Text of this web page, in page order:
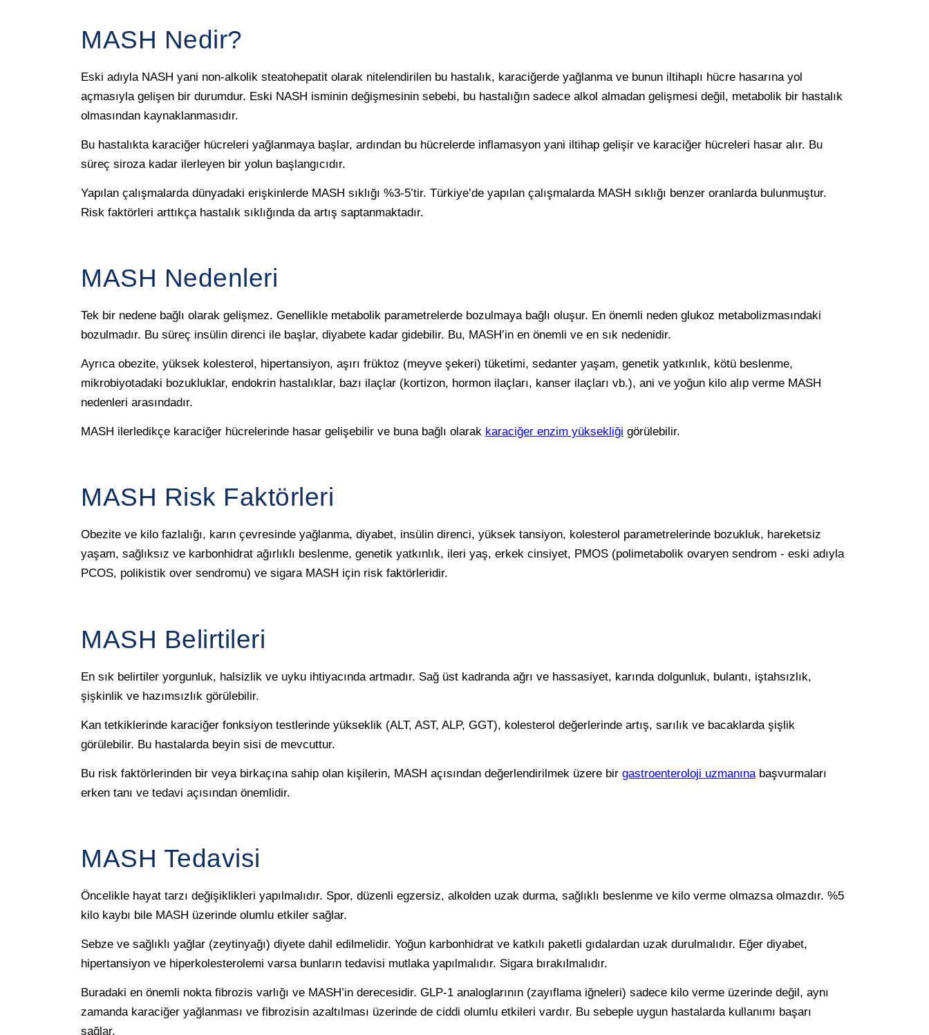
MASH Nedir?
Eski adıyla NASH yani non-alkolik steatohepatit olarak nitelendirilen bu hastalık, karaciğerde yağlanma ve bunun iltihaplı hücre hasarına yol
açmasıyla gelişen bir durumdur. Eski NASH isminin değişmesinin sebebi, bu hastalığın sadece alkol almadan gelişmesi değil, metabolik bir hastalık
olmasından kaynaklanmasıdır.
Bu hastalıkta karaciğer hücreleri yağlanmaya başlar, ardından bu hücrelerde inflamasyon yani iltihap gelişir ve karaciğer hücreleri hasar alır. Bu
süreç siroza kadar ilerleyen bir yolun başlangıcıdır.
Yapılan çalışmalarda dünyadaki erişkinlerde MASH sıklığı %3-5’tir. Türkiye’de yapılan çalışmalarda MASH sıklığı benzer oranlarda bulunmuştur.
Risk faktörleri arttıkça hastalık sıklığında da artış saptanmaktadır.
MASH Nedenleri
Tek bir nedene bağlı olarak gelişmez. Genellikle metabolik parametrelerde bozulmaya bağlı oluşur. En önemli neden glukoz metabolizmasındaki
bozulmadır. Bu süreç insülin direnci ile başlar, diyabete kadar gidebilir. Bu, MASH’in en önemli ve en sık nedenidir.
Ayrıca obezite, yüksek kolesterol, hipertansiyon, aşırı früktoz (meyve şekeri) tüketimi, sedanter yaşam, genetik yatkınlık, kötü beslenme,
mikrobiyotadaki bozukluklar, endokrin hastalıklar, bazı ilaçlar (kortizon, hormon ilaçları, kanser ilaçları vb.), ani ve yoğun kilo alıp verme MASH
nedenleri arasındadır.
MASH ilerledikçe karaciğer hücrelerinde hasar gelişebilir ve buna bağlı olarak karaciğer enzim yüksekliği görülebilir.
MASH Risk Faktörleri
Obezite ve kilo fazlalığı, karın çevresinde yağlanma, diyabet, insülin direnci, yüksek tansiyon, kolesterol parametrelerinde bozukluk, hareketsiz
yaşam, sağlıksız ve karbonhidrat ağırlıklı beslenme, genetik yatkınlık, ileri yaş, erkek cinsiyet, PMOS (polimetabolik ovaryen sendrom - eski adıyla
PCOS, polikistik over sendromu) ve sigara MASH için risk faktörleridir.
MASH Belirtileri
En sık belirtiler yorgunluk, halsizlik ve uyku ihtiyacında artmadır. Sağ üst kadranda ağrı ve hassasiyet, karında dolgunluk, bulantı, iştahsızlık,
şişkinlik ve hazımsızlık görülebilir.
Kan tetkiklerinde karaciğer fonksiyon testlerinde yükseklik (ALT, AST, ALP, GGT), kolesterol değerlerinde artış, sarılık ve bacaklarda şişlik
görülebilir. Bu hastalarda beyin sisi de mevcuttur.
Bu risk faktörlerinden bir veya birkaçına sahip olan kişilerin, MASH açısından değerlendirilmek üzere bir gastroenteroloji uzmanına başvurmaları
erken tanı ve tedavi açısından önemlidir.
MASH Tedavisi
Öncelikle hayat tarzı değişiklikleri yapılmalıdır. Spor, düzenli egzersiz, alkolden uzak durma, sağlıklı beslenme ve kilo verme olmazsa olmazdır. %5
kilo kaybı bile MASH üzerinde olumlu etkiler sağlar.
Sebze ve sağlıklı yağlar (zeytinyağı) diyete dahil edilmelidir. Yoğun karbonhidrat ve katkılı paketli gıdalardan uzak durulmalıdır. Eğer diyabet,
hipertansiyon ve hiperkolesterolemi varsa bunların tedavisi mutlaka yapılmalıdır. Sigara bırakılmalıdır.
Buradaki en önemli nokta fibrozis varlığı ve MASH’in derecesidir. GLP-1 analoglarının (zayıflama iğneleri) sadece kilo verme üzerinde değil, aynı
zamanda karaciğer yağlanması ve fibrozisin azaltılması üzerinde de ciddi olumlu etkileri vardır. Bu sebeple uygun hastalarda kullanımı başarı
sağlar.